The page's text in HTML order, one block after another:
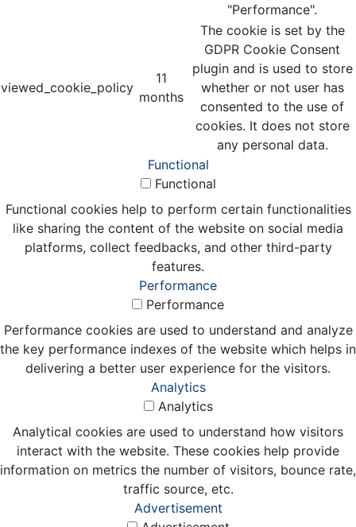
"Performance".
viewed_cookie_policy
11
months
The cookie is set by the
GDPR Cookie Consent
plugin and is used to store
whether or not user has
consented to the use of
cookies. It does not store
any personal data.
Functional
Functional
Functional cookies help to perform certain functionalities
like sharing the content of the website on social media
platforms, collect feedbacks, and other third-party
features.
Performance
Performance
Performance cookies are used to understand and analyze
the key performance indexes of the website which helps in
delivering a better user experience for the visitors.
Analytics
Analytics
Analytical cookies are used to understand how visitors
interact with the website. These cookies help provide
information on metrics the number of visitors, bounce rate,
traffic source, etc.
Advertisement